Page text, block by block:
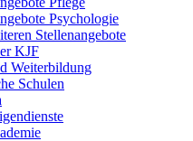
Psychologie
Stellenangebote
KJF
Weiterbildung
Schulen